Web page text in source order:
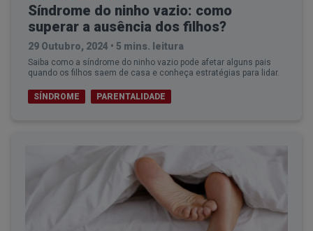
Síndrome do ninho vazio: como
superar a ausência dos filhos?
29 Outubro, 2024 • 5 mins. leitura
Saiba como a síndrome do ninho vazio pode afetar alguns pais
quando os filhos saem de casa e conheça estratégias para lidar.
SÍNDROME PARENTALIDADE